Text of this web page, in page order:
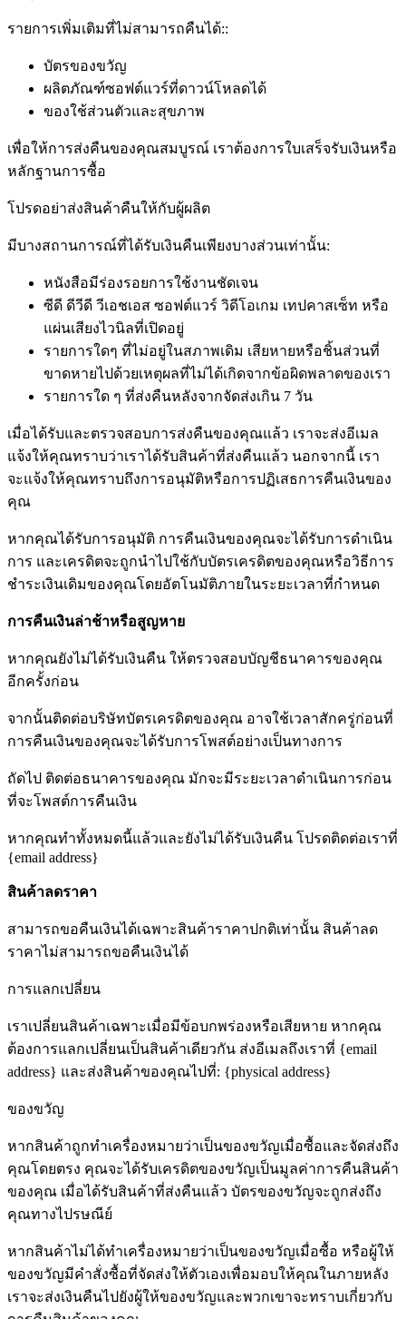
รายการเพิ่มเติมที่ไม่สามารถคืนได้::
บัตรของขวัญ
ผลิตภัณฑ์ซอฟต์แวร์ที่ดาวน์โหลดได้
ของใช้ส่วนตัวและสุขภาพ
เพื่อให้การส่งคืนของคุณสมบูรณ์ เราต้องการใบเสร็จรับเงินหรือ
หลักฐานการซื้อ
โปรดอย่าส่งสินค้าคืนให้กับผู้ผลิต
มีบางสถานการณ์ที่ได้รับเงินคืนเพียงบางส่วนเท่านั้น:
หนังสือมีร่องรอยการใช้งานชัดเจน
ซีดี ดีวีดี วีเอชเอส ซอฟต์แวร์ วิดีโอเกม เทปคาสเซ็ท หรือ
แผ่นเสียงไวนิลที่เปิดอยู่
รายการใดๆ ที่ไม่อยู่ในสภาพเดิม เสียหายหรือชิ้นส่วนที่
ขาดหายไปด้วยเหตุผลที่ไม่ได้เกิดจากข้อผิดพลาดของเรา
รายการใด ๆ ที่ส่งคืนหลังจากจัดส่งเกิน 7 วัน
เมื่อได้รับและตรวจสอบการส่งคืนของคุณแล้ว เราจะส่งอีเมล
แจ้งให้คุณทราบว่าเราได้รับสินค้าที่ส่งคืนแล้ว นอกจากนี้ เรา
จะแจ้งให้คุณทราบถึงการอนุมัติหรือการปฏิเสธการคืนเงินของ
คุณ
หากคุณได้รับการอนุมัติ การคืนเงินของคุณจะได้รับการดำเนิน
การ และเครดิตจะถูกนำไปใช้กับบัตรเครดิตของคุณหรือวิธีการ
ชำระเงินเดิมของคุณโดยอัตโนมัติภายในระยะเวลาที่กำหนด
การคืนเงินล่าช้าหรือสูญหาย
หากคุณยังไม่ได้รับเงินคืน ให้ตรวจสอบบัญชีธนาคารของคุณ
อีกครั้งก่อน
จากนั้นติดต่อบริษัทบัตรเครดิตของคุณ อาจใช้เวลาสักครู่ก่อนที่
การคืนเงินของคุณจะได้รับการโพสต์อย่างเป็นทางการ
ถัดไป ติดต่อธนาคารของคุณ มักจะมีระยะเวลาดำเนินการก่อน
ที่จะโพสต์การคืนเงิน
หากคุณทำทั้งหมดนี้แล้วและยังไม่ได้รับเงินคืน โปรดติดต่อเราที่
{email address}
สินค้าลดราคา
สามารถขอคืนเงินได้เฉพาะสินค้าราคาปกติเท่านั้น สินค้าลด
ราคาไม่สามารถขอคืนเงินได้
การแลกเปลี่ยน
เราเปลี่ยนสินค้าเฉพาะเมื่อมีข้อบกพร่องหรือเสียหาย หากคุณ
ต้องการแลกเปลี่ยนเป็นสินค้าเดียวกัน ส่งอีเมลถึงเราที่ {email
address} และส่งสินค้าของคุณไปที่: {physical address}
ของขวัญ
หากสินค้าถูกทำเครื่องหมายว่าเป็นของขวัญเมื่อซื้อและจัดส่งถึง
คุณโดยตรง คุณจะได้รับเครดิตของขวัญเป็นมูลค่าการคืนสินค้า
ของคุณ เมื่อได้รับสินค้าที่ส่งคืนแล้ว บัตรของขวัญจะถูกส่งถึง
คุณทางไปรษณีย์
หากสินค้าไม่ได้ทำเครื่องหมายว่าเป็นของขวัญเมื่อซื้อ หรือผู้ให้
ของขวัญมีคำสั่งซื้อที่จัดส่งให้ตัวเองเพื่อมอบให้คุณในภายหลัง
เราจะส่งเงินคืนไปยังผู้ให้ของขวัญและพวกเขาจะทราบเกี่ยวกับ